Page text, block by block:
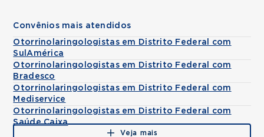
Convênios mais atendidos
Otorrinolaringologistas em Distrito Federal com
SulAmérica
Otorrinolaringologistas em Distrito Federal com
Bradesco
Otorrinolaringologistas em Distrito Federal com
Mediservice
Otorrinolaringologistas em Distrito Federal com
Saúde Caixa
Veja mais